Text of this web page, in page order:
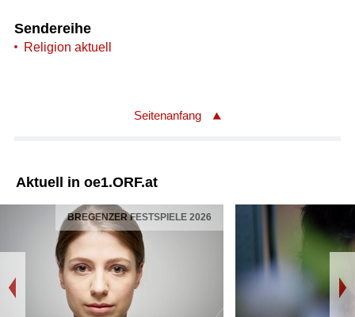
Sendereihe
Religion aktuell
Seitenanfang
Aktuell in oe1.ORF.at
BREGENZER FESTSPIELE 2026